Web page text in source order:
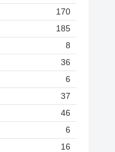
170
185
8
36
6
37
46
6
16